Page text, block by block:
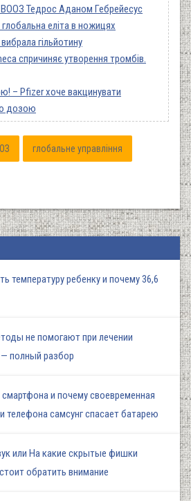
Тедрос Аданом Гебрейесус
еліта в ножицях
гільйотину
спричиняє утворення тромбів.
– Pfizer хоче вакцинувати
дозою
глобальне управління
температуру ребенку и почему 36,6
не помогают при лечении
полный разбор
и почему своевременная
телефона самсунг спасает батарею
или На какие скрытые фишки
обратить внимание